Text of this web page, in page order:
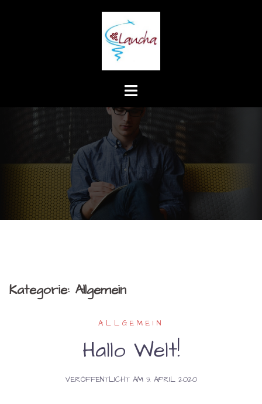
Kategorie: Allgemein
ALLGEMEIN
Hallo Welt!
VERÖFFENTLICHT AM 3. APRIL 2020